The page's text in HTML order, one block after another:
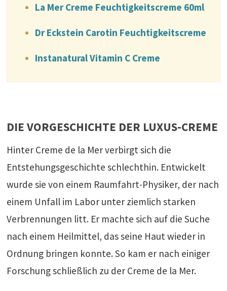
La Mer Creme Feuchtigkeitscreme 60ml
Dr Eckstein Carotin Feuchtigkeitscreme
Instanatural Vitamin C Creme
DIE VORGESCHICHTE DER LUXUS-CREME
Hinter Creme de la Mer verbirgt sich die
Entstehungsgeschichte schlechthin. Entwickelt
wurde sie von einem Raumfahrt-Physiker, der nach
einem Unfall im Labor unter ziemlich starken
Verbrennungen litt. Er machte sich auf die Suche
nach einem Heilmittel, das seine Haut wieder in
Ordnung bringen konnte. So kam er nach einiger
Forschung schließlich zu der Creme de la Mer.